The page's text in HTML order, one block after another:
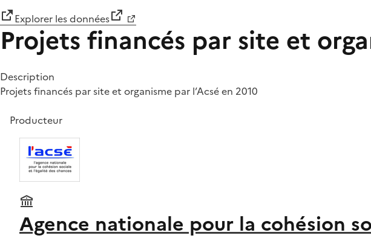
Explorer les données
Projets financés par site et
Description
Projets financés par site et organisme par l’Acsé en 2010
Producteur
Agence nationale pour la cohésion